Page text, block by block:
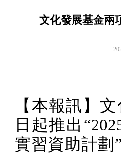
文化發展基金兩
【本報訊】
日起推出“
實習資助計劃